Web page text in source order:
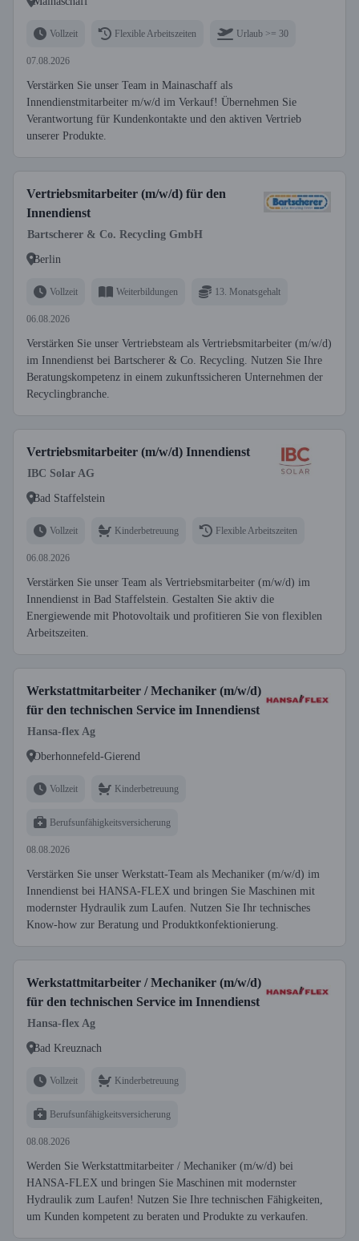
Vollzeit Flexible Arbeitszeiten Urlaub >= 30
07.08.2026
Verstärken Sie unser Team in Mainaschaff als
Innendienstmitarbeiter m/w/d im Verkauf! Übernehmen Sie
Verantwortung für Kundenkontakte und den aktiven Vertrieb
unserer Produkte.
Vertriebsmitarbeiter (m/w/d) für den
Innendienst
Bartscherer & Co. Recycling GmbH
Berlin
Vollzeit Weiterbildungen 13. Monatsgehalt
06.08.2026
Verstärken Sie unser Vertriebsteam als Vertriebsmitarbeiter (m/w/d)
im Innendienst bei Bartscherer & Co. Recycling. Nutzen Sie Ihre
Beratungskompetenz in einem zukunftssicheren Unternehmen der
Recyclingbranche.
Vertriebsmitarbeiter (m/w/d) Innendienst
IBC Solar AG
Bad Staffelstein
Vollzeit Kinderbetreuung Flexible Arbeitszeiten
06.08.2026
Verstärken Sie unser Team als Vertriebsmitarbeiter (m/w/d) im
Innendienst in Bad Staffelstein. Gestalten Sie aktiv die
Energiewende mit Photovoltaik und profitieren Sie von flexiblen
Arbeitszeiten.
Werkstattmitarbeiter / Mechaniker (m/w/d)
für den technischen Service im Innendienst
Hansa-flex Ag
Oberhonnefeld-Gierend
Vollzeit Kinderbetreuung
Berufsunfähigkeitsversicherung
08.08.2026
Verstärken Sie unser Werkstatt-Team als Mechaniker (m/w/d) im
Innendienst bei HANSA-FLEX und bringen Sie Maschinen mit
modernster Hydraulik zum Laufen. Nutzen Sie Ihr technisches
Know-how zur Beratung und Produktkonfektionierung.
Werkstattmitarbeiter / Mechaniker (m/w/d)
für den technischen Service im Innendienst
Hansa-flex Ag
Bad Kreuznach
Vollzeit Kinderbetreuung
Berufsunfähigkeitsversicherung
08.08.2026
Werden Sie Werkstattmitarbeiter / Mechaniker (m/w/d) bei
HANSA-FLEX und bringen Sie Maschinen mit modernster
Hydraulik zum Laufen! Nutzen Sie Ihre technischen Fähigkeiten,
um Kunden kompetent zu beraten und Produkte zu verkaufen.